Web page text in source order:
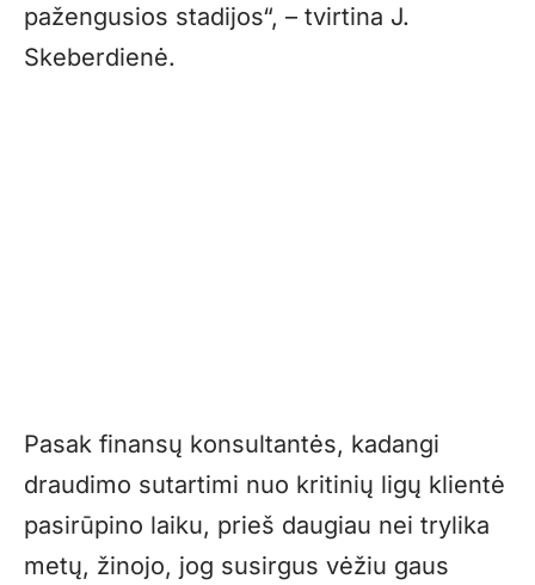
pažengusios stadijos“, – tvirtina J.
Skeberdienė.
Pasak finansų konsultantės, kadangi
draudimo sutartimi nuo kritinių ligų klientė
pasirūpino laiku, prieš daugiau nei trylika
metų, žinojo, jog susirgus vėžiu gaus